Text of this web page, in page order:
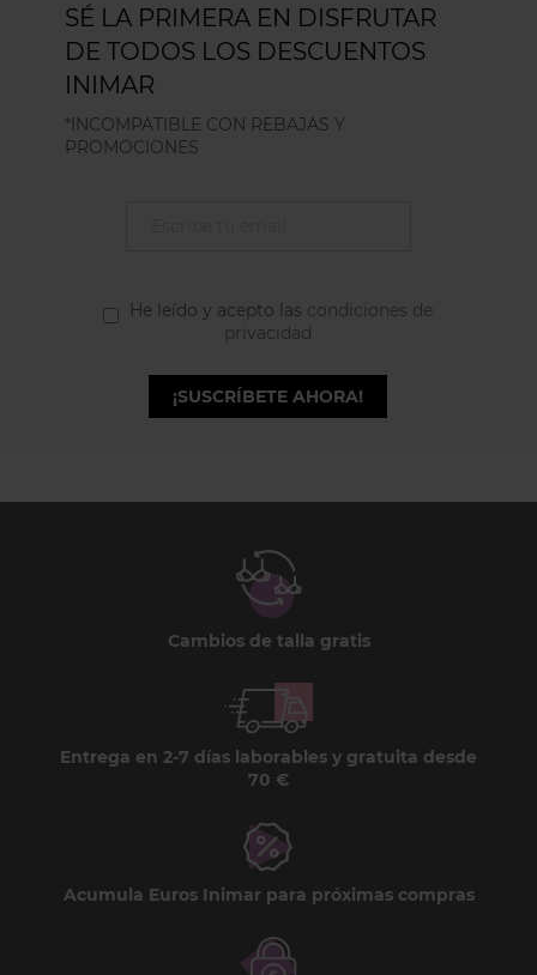
SÉ LA PRIMERA EN DISFRUTAR
DE TODOS LOS DESCUENTOS
INIMAR
*INCOMPATIBLE CON REBAJAS Y
PROMOCIONES
He leído y acepto las condiciones de
privacidad
¡SUSCRÍBETE AHORA!
Cambios de talla gratis
Entrega en 2-7 días laborables y gratuita desde
70 €
Acumula Euros Inimar para próximas compras